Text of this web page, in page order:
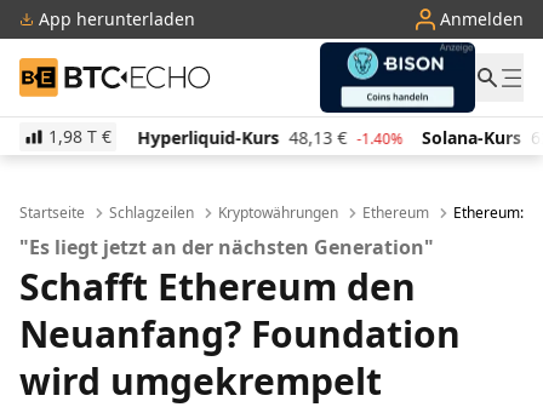
App herunterladen Anmelden
BTC-ECHO
1,98 T €
-0.10% Hyperliquid-Kurs 48,13 € -1.40% Solana-Kurs 62,81 €
Startseite Schlagzeilen Kryptowährungen Ethereum Ethereum:
"Es liegt jetzt an der nächsten Generation"
Schafft Ethereum den
Neuanfang? Foundation
wird umgekrempelt